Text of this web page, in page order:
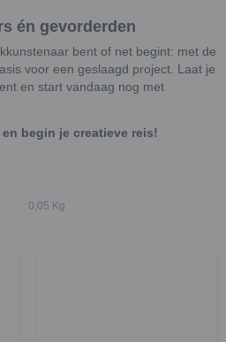
én gevorderden
bent of net begint: met de
voor een geslaagd project. Laat je
en start vandaag nog met
begin je creatieve reis!
0,05 Kg